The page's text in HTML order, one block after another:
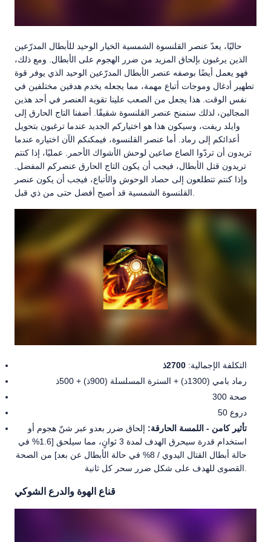
حاليًا، يعدّ عنصر القلنسوة الشمسية الخيار الوحيد للأبطال المدرّعين
الذين يرغبون بإلحاق المزيد من ضرر الهجوم على الأبطال. ومع ذلك،
فهو يعمل أيضًا بوصفه عنصر الأبطال المدرّعين الوحيد الذي يوفر قوة
تطهير أدغال وموجات أتباع مهمة، مما يجعله يخدم هدفين مختلفين في
نفس الوقت. هذا يجعل من الصعب علينا تقوية العنصر في أحد هذين
المجالين، لذلك سنمنح عنصر القلنسوة شقيقًا. أضفنا التاج الحارق إلى
وايلد ريفت، وسيكون هذا هو اختياركم الجديد عندما ترغبون بتحويل
أعدائكم إلى رماد. أما عنصر القلنسوة، فيمكنكم الآن اختياره عندما
تريدون أن تردّوا الصاع صاعين لوحش الأشواك الأحمر. عمليًا، إذا كنتم
تريدون قتل الأبطال، فيجب أن يكون التاج الحارق عنصركم المفضل.
وإذا كنتم تتطلعون إلى حصاد الوحوش والأتباع، فيجب أن يكون عنصر
التكلفة الإجمالية: 2700ذ
رماد بامي (1300ذ) + السترة المسلسلة (900ذ) + 500ذ
300 صحة
50 دروع
تأثير كامن - اللمسة الحارقة: إلحاق ضرر بعدو عبر شنّ هجوم أو
استخدام قدرة سيحرق الهدف لمدة 3 ثوانٍ، مما سيلحق [1.6% في
حالة أبطال القتال اليدوي / 8% في حالة الأبطال عن بعد] من الصحة
قناع الهوة والدرع الشوكي